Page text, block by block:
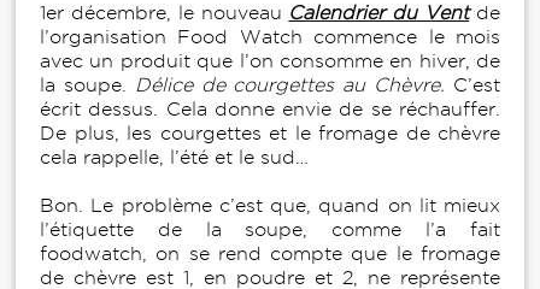
1er décembre, le nouveau Calendrier du Ventde
l’organisation Food Watch commence le mois
avec un produit que l’on consomme en hiver, de
la soupe.
Délice de courgettes au Chèvre. C’est
écrit dessus. Cela donne envie de se réchauffer.
De plus, les courgettes et le fromage de chèvre
cela rappelle, l’été et le sud…
Bon. Le problème c’est que, quand on lit mieux
l’étiquette de la soupe, comme l’a fait
foodwatch, on se rend compte que le fromage
de chèvre est 1, en poudre et 2, ne représente